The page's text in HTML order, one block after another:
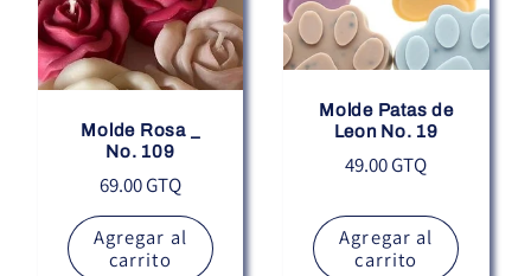
Molde Rosa _
No. 109
Precio
habitual
69.00 GTQ
Agregar al
carrito
Molde Patas de
Leon No. 19
Precio
49.00 GTQ
Agregar al
carrito